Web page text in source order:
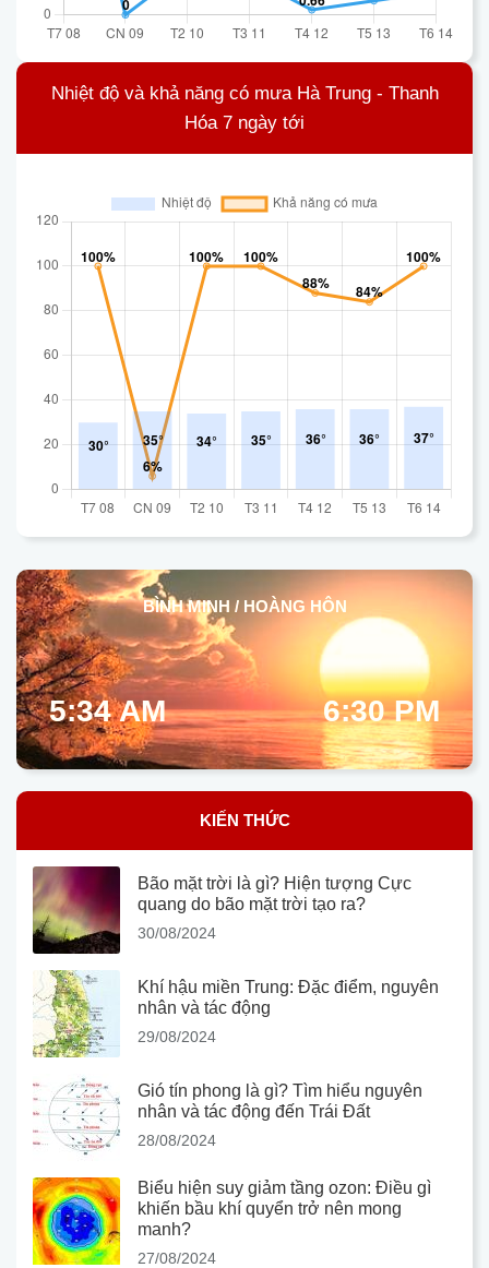
Nhiệt độ và khả năng có mưa Hà Trung - Thanh
Hóa 7 ngày tới
BÌNH MINH / HOÀNG HÔN
5:34 AM 6:30 PM
KIẾN THỨC
Bão mặt trời là gì? Hiện tượng Cực
quang do bão mặt trời tạo ra?
30/08/2024
Khí hậu miền Trung: Đặc điểm, nguyên
nhân và tác động
29/08/2024
Gió tín phong là gì? Tìm hiểu nguyên
nhân và tác động đến Trái Đất
28/08/2024
Biểu hiện suy giảm tầng ozon: Điều gì
khiến bầu khí quyển trở nên mong
manh?
27/08/2024